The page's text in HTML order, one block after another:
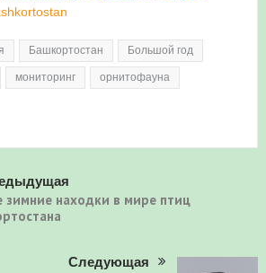
Башкортостан Большой год
мониторинг орнитофауна
зимние находки в мире птиц
Следующая